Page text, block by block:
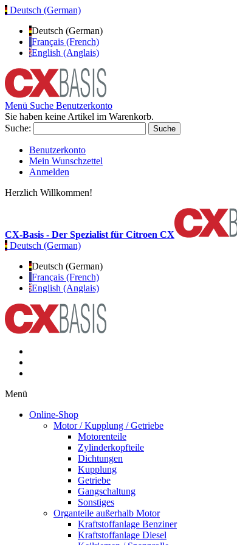
Deutsch (German)
Deutsch (German)
Français (French)
English (Anglais)
Menü Suche Benutzerkonto
Sie haben keine Artikel im Warenkorb.
Suche:
Suche
Benutzerkonto
Mein Wunschzettel
Anmelden
Herzlich Willkommen!
CX-Basis - Der Spezialist für Citroen CX
Deutsch (German)
Deutsch (German)
Français (French)
English (Anglais)
Menü
Online-Shop
Motor / Kupplung / Getriebe
Motorenteile
Zylinderkopfteile
Dichtungen
Kupplung
Getriebe
Gangschaltung
Sonstiges
Organteile außerhalb Motor
Kraftstoffanlage Benziner
Kraftstoffanlage Diesel